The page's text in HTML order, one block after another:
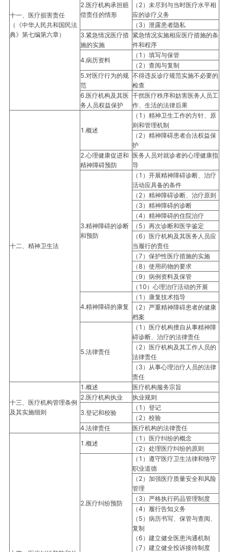
十一、医疗损害责任
（《中华人民共和国民法
典》第七编第六章）
2.医疗机构承担赔
偿责任的情形
（2）未尽到与当时医疗水平相
应的诊疗义务
（3）泄露患者隐私
3.紧急情况医疗措
施的实施
紧急情况实施相应医疗措施的条
件和程序
4.病历资料
（1）填写与保管
（2）查阅与复制
5.对医疗行为的规
范
不得违反诊疗规范实施不必要的
检查
6.医疗机构及其医
务人员权益保护
干扰医疗秩序和妨害医务人员工
作、生活的法律后果
十二、精神卫生法
1.概述
（1）精神卫生工作的方针、原
则和管理机制
（2）精神障碍患者合法权益保
护
2.心理健康促进和
精神障碍预防
医务人员对就诊者的心理健康指
导
3.精神障碍的诊断
和预防
（1）开展精神障碍诊断、治疗
活动应具备的条件
（2）精神障碍诊断、治疗原则
（3）精神障碍的诊断
（4）精神障碍的住院治疗
（5）再次诊断和医学鉴定
（6）医疗机构及其医务人员应
当履行的责任
（7）保护性医疗措施的实施
（8）使用药物的要求
（9）病例资料及保管
（10）心理治疗活动的开展
4.精神障碍的康复
（1）康复技术指导
（2）严重精神障碍患者的健康
档案
5.法律责任
（1）医疗机构擅自从事精神障
碍诊断、治疗的法律责任
（2）医疗机构及其工作人员的
法律责任
（3）从事心理治疗人员的法律
责任
十三、医疗机构管理条例
及其实施细则
1.概述
医疗机构服务宗旨
2.医疗机构执业
执业规则
3.登记和校验
（1）登记
（2）校验
4.法律责任
医疗机构的法律责任
1.概述
（1）医疗纠纷的概念
（2）处理医疗纠纷的原则
2.医疗纠纷预防
（1）遵守医疗卫生法律和恪守
职业道德
（2）加强医疗质量安全和风险
管理
（3）严格执行药品管理制度
（4）履行告知义务
（5）病历书写、保管与查阅、
复制
（6）建立健全医患沟通机制
（7）建立健全投诉接待制度